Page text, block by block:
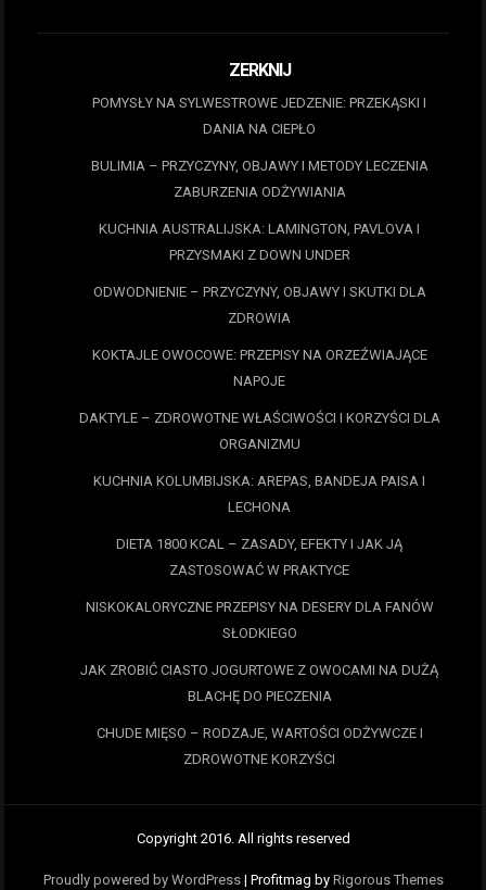
ZERKNIJ
POMYSŁY NA SYLWESTROWE JEDZENIE: PRZEKĄSKI I
DANIA NA CIEPŁO
BULIMIA – PRZYCZYNY, OBJAWY I METODY LECZENIA
ZABURZENIA ODŻYWIANIA
KUCHNIA AUSTRALIJSKA: LAMINGTON, PAVLOVA I
PRZYSMAKI Z DOWN UNDER
ODWODNIENIE – PRZYCZYNY, OBJAWY I SKUTKI DLA
ZDROWIA
KOKTAJLE OWOCOWE: PRZEPISY NA ORZEŹWIAJĄCE
NAPOJE
DAKTYLE – ZDROWOTNE WŁAŚCIWOŚCI I KORZYŚCI DLA
ORGANIZMU
KUCHNIA KOLUMBIJSKA: AREPAS, BANDEJA PAISA I
LECHONA
DIETA 1800 KCAL – ZASADY, EFEKTY I JAK JĄ
ZASTOSOWAĆ W PRAKTYCE
NISKOKALORYCZNE PRZEPISY NA DESERY DLA FANÓW
SŁODKIEGO
JAK ZROBIĆ CIASTO JOGURTOWE Z OWOCAMI NA DUŻĄ
BLACHĘ DO PIECZENIA
CHUDE MIĘSO – RODZAJE, WARTOŚCI ODŻYWCZE I
ZDROWOTNE KORZYŚCI
Copyright 2016. All rights reserved
Proudly powered by WordPress | Profitmag by Rigorous Themes